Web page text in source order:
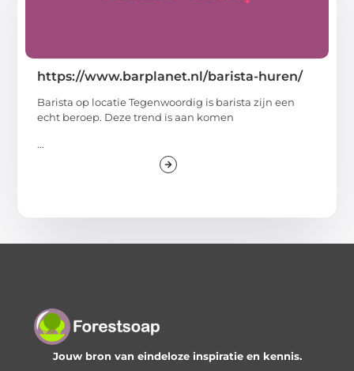
https://www.barplanet.nl/barista-huren/
Barista op locatie Tegenwoordig is barista zijn een
echt beroep. Deze trend is aan komen
...
Jouw bron van eindeloze inspiratie en kennis.